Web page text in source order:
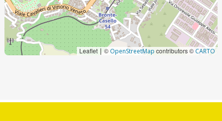
Leaflet | © OpenStreetMap contributors © CARTO